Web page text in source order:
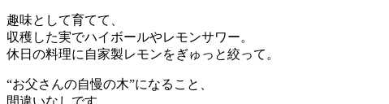
趣味として育てて、
収穫した実でハイボールやレモンサワー。
休日の料理に自家製レモンをぎゅっと絞って。
“お父さんの自慢の木”になること、
間違いなしです。